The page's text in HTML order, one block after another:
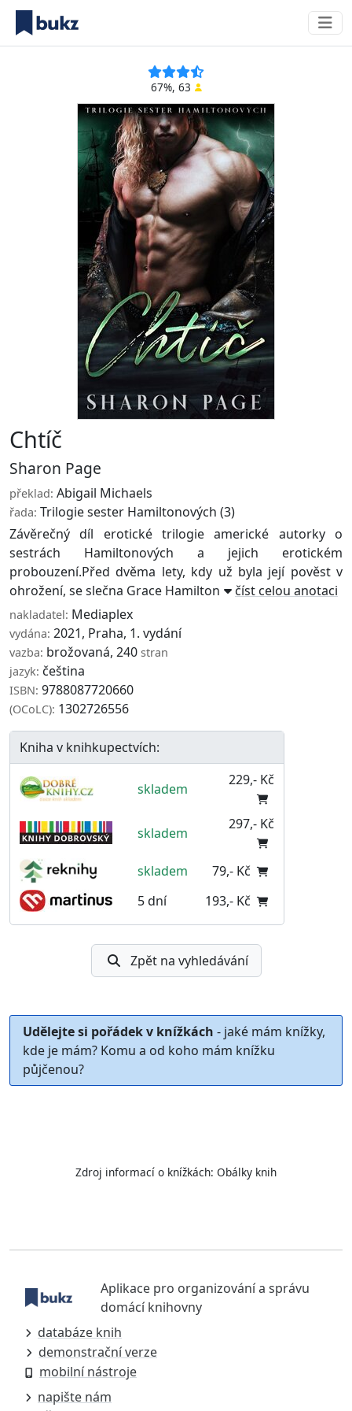
67%, 63
Chtíč
Sharon Page
překlad: Abigail Michaels
řada: Trilogie sester Hamiltonových (3)
Závěrečný díl erotické trilogie americké autorky o
sestrách Hamiltonových a jejich erotickém
probouzení.Před dvěma lety, kdy už byla její pověst v
ohrožení, se slečna Grace Hamiltonová oddala mocn ...
číst celou anotaci
nakladatel: Mediaplex
vydána: 2021, Praha, 1. vydání
vazba: brožovaná, 240 stran
jazyk: čeština
ISBN: 9788087720660
(OCoLC): 1302726556
Kniha v knihkupectvích:
skladem
229,- Kč
skladem
297,- Kč
skladem
79,- Kč
5 dní
193,- Kč
Zpět na vyhledávání
Udělejte si pořádek v knížkách - jaké mám knížky,
kde je mám? Komu a od koho mám knížku
půjčenou?
Zdroj informací o knížkách: Obálky knih
Aplikace pro organizování a správu
domácí knihovny
databáze knih
demonstrační verze
mobilní nástroje
napište nám